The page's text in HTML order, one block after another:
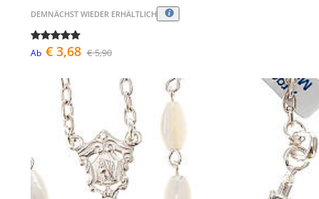
DEMNÄCHST WIEDER ERHÄLTLICH
Ab € 3,68 € 5,90